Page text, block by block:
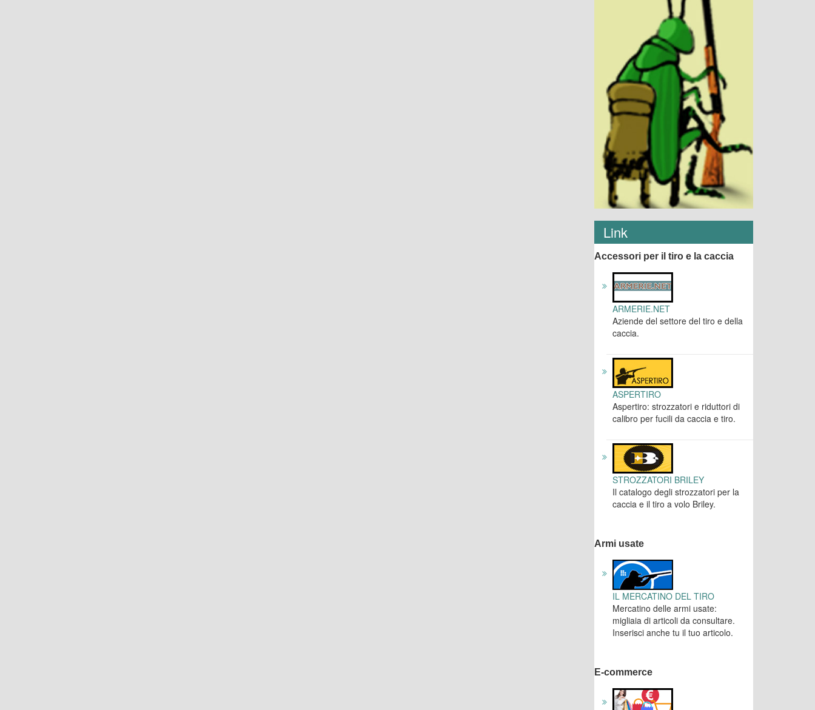
Link
Accessori per il tiro e la caccia
ARMERIE.NET
Aziende del settore del tiro e della
caccia.
ASPERTIRO
Aspertiro: strozzatori e riduttori di
calibro per fucili da caccia e tiro.
STROZZATORI BRILEY
Il catalogo degli strozzatori per la
caccia e il tiro a volo Briley.
Armi usate
IL MERCATINO DEL TIRO
Mercatino delle armi usate:
migliaia di articoli da consultare.
Inserisci anche tu il tuo articolo.
E-commerce